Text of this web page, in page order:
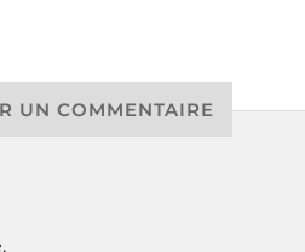
UN COMMENTAIRE